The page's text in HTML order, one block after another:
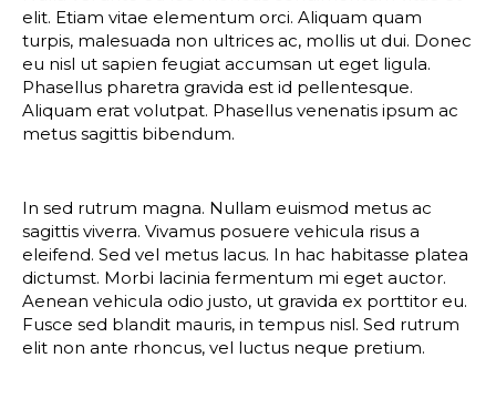
elit. Etiam vitae elementum orci. Aliquam quam
turpis, malesuada non ultrices ac, mollis ut dui. Donec
eu nisl ut sapien feugiat accumsan ut eget ligula.
Phasellus pharetra gravida est id pellentesque.
Aliquam erat volutpat. Phasellus venenatis ipsum ac
metus sagittis bibendum.
In sed rutrum magna. Nullam euismod metus ac
sagittis viverra. Vivamus posuere vehicula risus a
eleifend. Sed vel metus lacus. In hac habitasse platea
dictumst. Morbi lacinia fermentum mi eget auctor.
Aenean vehicula odio justo, ut gravida ex porttitor eu.
Fusce sed blandit mauris, in tempus nisl. Sed rutrum
elit non ante rhoncus, vel luctus neque pretium.